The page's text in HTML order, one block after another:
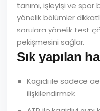
tanımı, işleyişi ve spor
yönelik bölümler
sorulara yönelik test
pekişmesini sağlar.
Sık yapılan
Kagidi ile sadece
ilişkilendirmek